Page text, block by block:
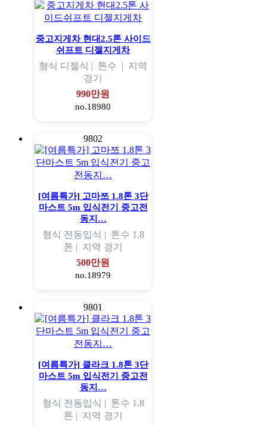
중고지게차 현대2.5톤 사이드
쉬프트 디젤지게차
형식 디젤식 | 톤수 | 지역
경기
990만원
no.18980
9802
[여름특가] 고마쯔 1.8톤 3단
마스트 5m 입식전기 중고전
동지…
형식 전동입식 | 톤수 1.8
톤 | 지역 경기
500만원
no.18979
9801
[여름특가] 클라크 1.8톤 3단
마스트 5m 입식전기 중고전
동지…
형식 전동입식 | 톤수 1.8
톤 | 지역 경기